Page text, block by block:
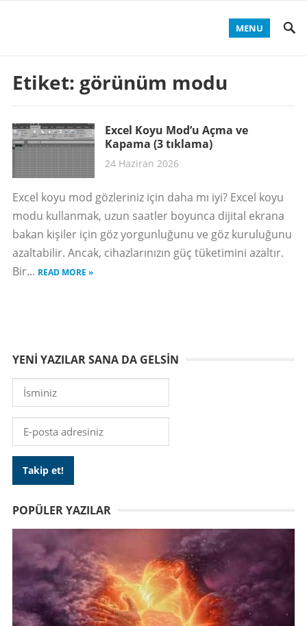
MENU
Etiket: görünüm modu
Excel Koyu Mod’u Açma ve
Kapama (3 tıklama)
24 Haziran 2026
Excel koyu mod gözleriniz için daha mı iyi? Excel koyu
modu kullanmak, uzun saatler boyunca dijital ekrana
bakan kişiler için göz yorgunluğunu ve göz kuruluğunu
azaltabilir. Ancak, cihazlarınızın güç tüketimini azaltır.
Bir... READ MORE »
YENI YAZILAR SANA DA GELSIN
POPÜLER YAZILAR